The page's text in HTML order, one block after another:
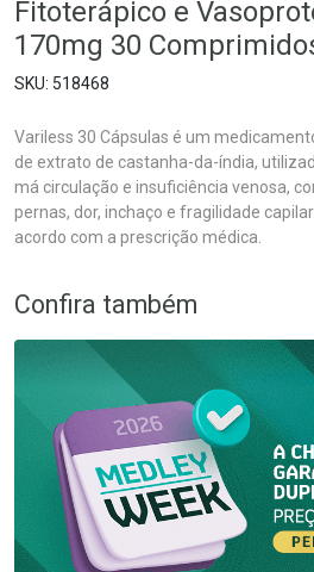
Fitoterápico e
170mg 30
518468
Variless 30 Cápsulas é um
de extrato de castanha-da-índia,
má circulação e insuficiência venosa,
pernas, dor, inchaço e fragilidade
acordo com a prescrição médica.
Confira também